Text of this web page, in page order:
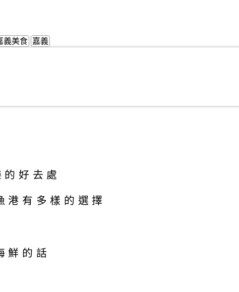
義美食 嘉義
好去處
港有多樣的選擇
鮮的話